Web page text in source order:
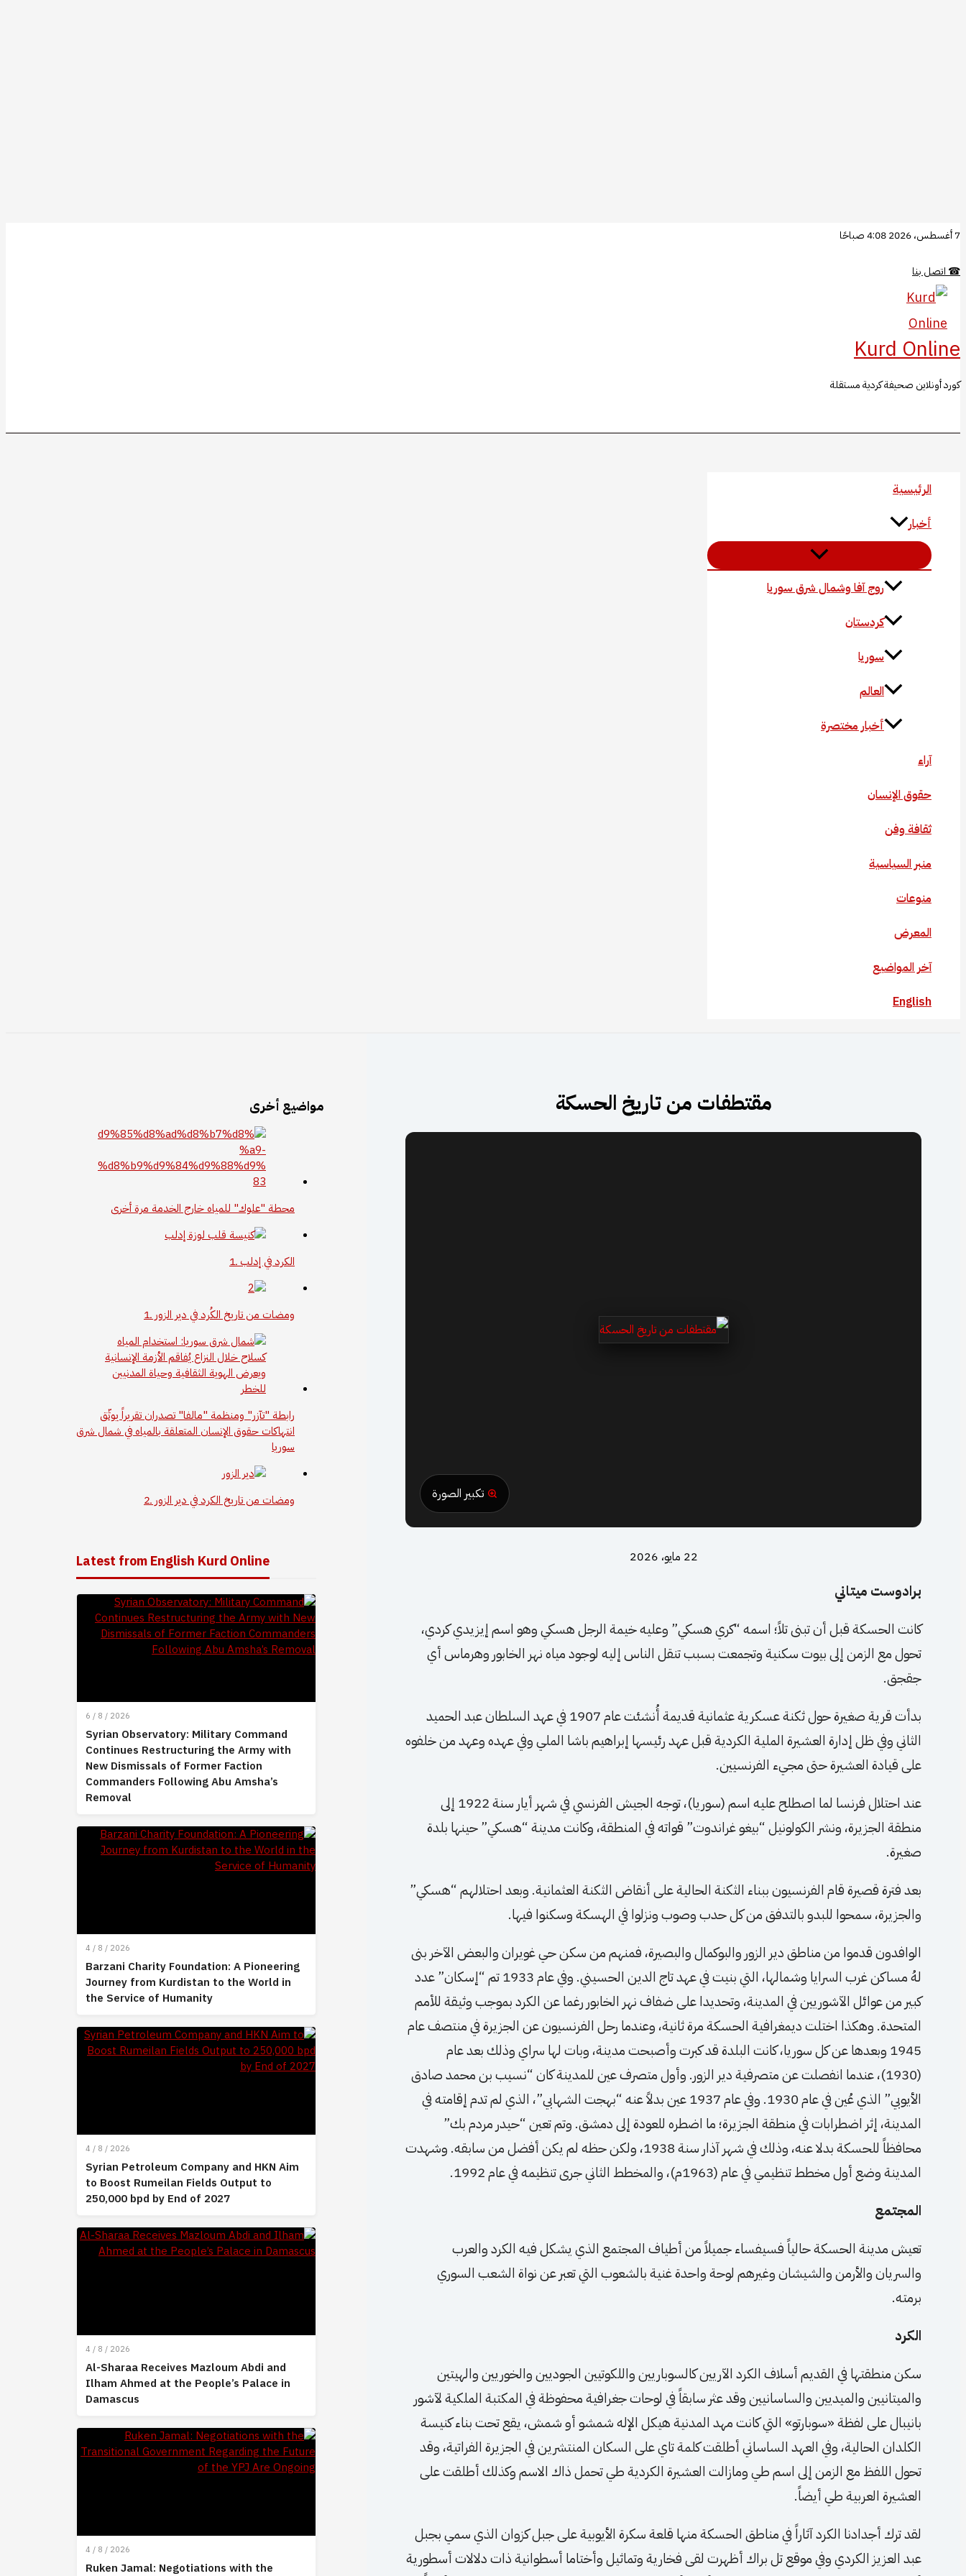
تخطي
المحتوى
7 أغسطس، 2026 4:08 صباحًا
☎ اتصل بنا
Kurd Online
كورد أونلاين صحيفة كردية مستقلة
الرئيسية
أخبار
روج آفا وشمال شرق سوريا
كردستان
سوريا
العالم
أخبار مختصرة
آراء
حقوق الإنسان
ثقافة وفن
منبر السياسية
منوعات
المعرض
آخر المواضيع
English
مقتطفات من تاريخ الحسكة
تكبير الصورة
22 مايو، 2026
برادوست ميتاني
كانت الحسكة قبل أن تبنى تلاً؛ اسمه “كري هسكي” وعليه خيمة الرجل هسكي وهو اسم إيزيدي كردي،
تحول مع الزمن إلى بيوت سكنية وتجمعت بسبب تنقل الناس إليه لوجود مياه نهر الخابور وهرماس أي
جقجق.
بدأت قرية صغيرة حول ثكنة عسكرية عثمانية قديمة أُنشئت عام 1907 في عهد السلطان عبد الحميد
الثاني وفي ظل إدارة العشيرة الملية الكردية قبل عهد رئيسها إبراهيم باشا الملي وفي عهده وعهد من خلفوه
على قيادة العشيرة حتى مجيء الفرنسيين.
عند احتلال فرنسا لما اصطلح عليه اسم (سوريا)، توجه الجيش الفرنسي في شهر أيار سنة 1922 إلى
منطقة الجزيرة، ونشر الكولونيل “بيغو غراندوت” قواته في المنطقة، وكانت مدينة “هسكي” حينها بلدة
صغيرة.
بعد فترة قصيرة قام الفرنسيون ببناء الثكنة الحالية على أنقاض الثكنة العثمانية. وبعد احتلالهم “هسكي”
والجزيرة، سمحوا للبدو بالتدفق من كل حدب وصوب ونزلوا في الهسكة وسكنوا فيها.
الوافدون قدموا من مناطق دير الزور والبوكمال والبصيرة، فمنهم من سكن حي غويران والبعض الآخر بنى
لهُ مساكن غرب السرايا وشمالها، التي بنيت في عهد تاج الدين الحسيني. وفي عام 1933 تم “إسكان” عدد
كبير من عوائل الآشوريين في المدينة، وتحديدا على ضفاف نهر الخابور رغما عن الكرد بموجب وثيقة للأمم
المتحدة. وهكذا اختلت ديمغرافية الحسكة مرة ثانية، وعندما رحل الفرنسيون عن الجزيرة في منتصف عام
1945 وبعدها عن كل سوريا، كانت البلدة قد كبرت وأصبحت مدينة، وبات لها سراي وذلك بعد عام
(1930)، عندما انفصلت عن متصرفية دير الزور. وأول متصرف عين للمدينة كان “نسيب بن محمد صادق
الأيوبي” الذي عُين في عام 1930. وفي عام 1937 عين بدلاً عنه “بهجت الشهابي”، الذي لم تدم إقامته في
المدينة، إثر اضطرابات في منطقة الجزيرة؛ ما اضطره للعودة إلى دمشق. وتم تعين “حيدر مردم بك”
محافظاً للحسكة بدلا عنه، وذلك في شهر آذار سنة 1938، ولكن حظه لم يكن أفضل من سابقه. وشهدت
المدينة وضع أول مخطط تنظيمي في عام (1963م)، والمخطط الثاني جرى تنظيمه في عام 1992.
المجتمع
تعيش مدينة الحسكة حالياً فسيفساء جميلاً من أطياف المجتمع الذي يشكل فيه الكرد والعرب
والسريان والأرمن والشيشان وغيرهم لوحة واحدة غنية بالشعوب التي تعبر عن نواة الشعب السوري
برمته.
الكرد
سكن منطقتها في القديم أسلاف الكرد الآريين كالسوباريين واللكوتيين الجوديين والخوريين والهيتين
والميتانيين والميديين والساسانيين وقد عثر سابقاً في لوحات جغرافية محفوظة في المكتبة الملكية لآشور
بانيبال على لفظة «سوبارتو» التي كانت مهد المدنية هيكل الإله شمشو أو شمش، يقع تحت بناء كنيسة
الكلدان الحالية، وفي العهد الساساني أطلقت كلمة تاي على السكان المنتشرين في الجزيرة الفراتية، وقد
تحول اللفظ مع الزمن إلى اسم طي ومازالت العشيرة الكردية طي تحمل ذاك الاسم وكذلك أطلقت على
العشيرة العربية طي أيضاً.
لقد ترك أجدادنا الكرد آثاراً في مناطق الحسكة منها قلعة سكرة الأيوبية على جبل كزوان الذي سمي بجبل
عبد العزيز الكردي وفي موقع تل براك أظهرت لقى فخارية وتماثيل وأختاما أسطوانية ذات دلالات أسطورية
مواضيع أخرى
محطة "علوك" للمياه خارج الخدمة مرة أخرى
الكرد في إدلب ـ1
ومضات من تاريخ الكُرد في دير الزور ـ1
رابطة "تآزر" ومنظمة "مالفا" تصدران تقريراً يوثّق
انتهاكات حقوق الإنسان المتعلقة بالمياه في شمال شرق
سوريا
ومضات من تاريخ الكرد في دير الزور ـ2
Latest from English Kurd Online
6 / 8 / 2026
Syrian Observatory: Military Command
Continues Restructuring the Army with
New Dismissals of Former Faction
Commanders Following Abu Amsha’s
Removal
4 / 8 / 2026
Barzani Charity Foundation: A Pioneering
Journey from Kurdistan to the World in
the Service of Humanity
4 / 8 / 2026
Syrian Petroleum Company and HKN Aim
to Boost Rumeilan Fields Output to
250,000 bpd by End of 2027
4 / 8 / 2026
Al-Sharaa Receives Mazloum Abdi and
Ilham Ahmed at the People’s Palace in
Damascus
4 / 8 / 2026
Ruken Jamal: Negotiations with the